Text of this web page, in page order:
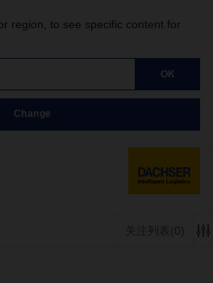
region, to see specific content for
OK
Change
关注列表 (0)